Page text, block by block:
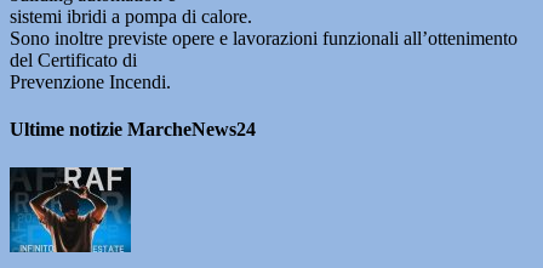
sistemi ibridi a pompa di calore.
Sono inoltre previste opere e lavorazioni funzionali all’ottenimento
del Certificato di
Prevenzione Incendi.
Ultime notizie MarcheNews24